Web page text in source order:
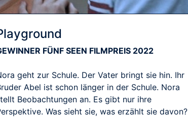
FÜNF SEEN FILMPREIS 2022
geht zur Schule. Der Vater bringt sie hin. Ihr
Abel ist schon länger in der Schule. Nora
Beobachtungen an. Es gibt nur ihre
Was sieht sie, was erzählt sie davon?